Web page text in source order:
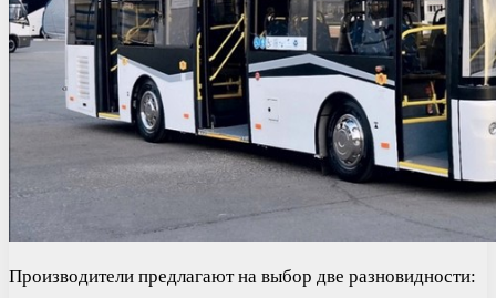
Производители предлагают на выбор две разновидности: